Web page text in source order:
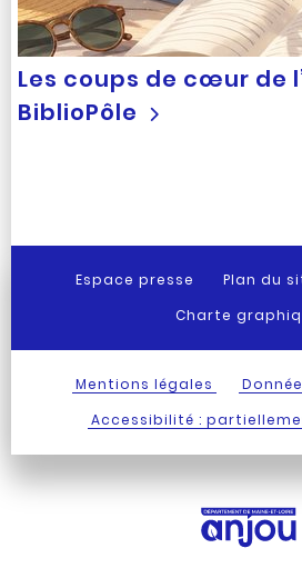
Les coups de cœur de
BiblioPôle
Espace presse Plan du
Charte
Mentions légales
Accessibilité :